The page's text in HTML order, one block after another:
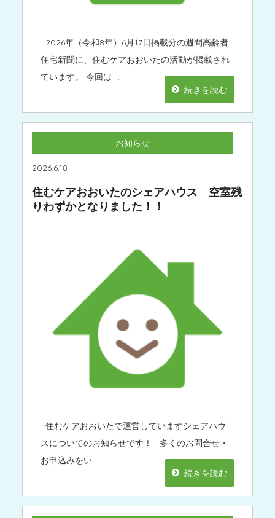
2026年（令和8年）6月17日掲載分の週間高齢者
住宅新聞に、住むケアおおいたの活動が掲載され
ています。 今回は …
続きを読む
お知らせ
2026.6.18
住むケアおおいたのシェアハウス 空室残
りわずかとなりました！！
住むケアおおいたで運営していますシェアハウ
スについてのお知らせです！ 多くのお問合せ・
お申込みをい …
続きを読む